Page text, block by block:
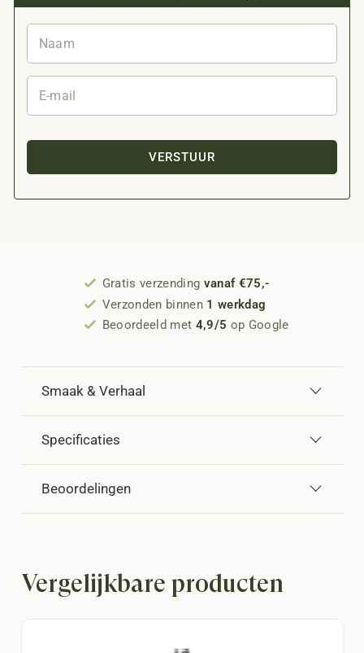
VERSTUUR
Gratis verzending vanaf €75,-
Verzonden binnen 1 werkdag
Beoordeeld met 4,9/5 op Google
Smaak & Verhaal
Specificaties
Beoordelingen
Vergelijkbare producten